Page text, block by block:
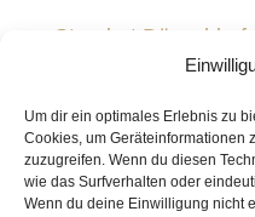
Um dir ein optimales Erlebnis zu
Cookies, um Geräteinformationen
zuzugreifen. Wenn du diesen
wie das Surfverhalten oder
Wenn du deine Einwilligung nicht
Standort Düsseldorf
Kasernenstraße 1
40213 Düsseldorf
+492116107900